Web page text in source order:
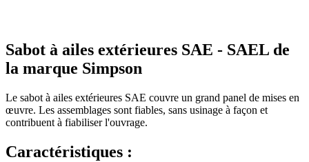
Sabot à ailes extérieures SAE - SAEL de
la marque Simpson
Le sabot à ailes extérieures SAE couvre un grand panel de mises en
œuvre. Les assemblages sont fiables, sans usinage à façon et
contribuent à fiabiliser l'ouvrage.
Caractéristiques :